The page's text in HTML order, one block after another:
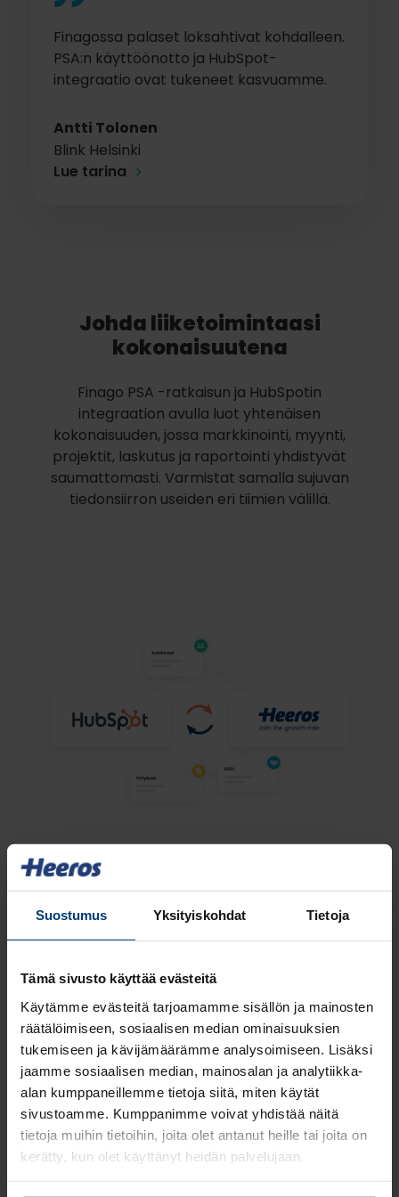
Suostumus Yksityiskohdat Tietoja
Tämä sivusto käyttää evästeitä
Käytämme evästeitä tarjoamamme sisällön ja mainosten
räätälöimiseen, sosiaalisen median ominaisuuksien
tukemiseen ja kävijämäärämme analysoimiseen. Lisäksi
jaamme sosiaalisen median, mainosalan ja analytiikka-
alan kumppaneillemme tietoja siitä, miten käytät
sivustoamme. Kumppanimme voivat yhdistää näitä
tietoja muihin tietoihin, joita olet antanut heille tai joita on
kerätty, kun olet käyttänyt heidän palvelujaan.
Finagossa palaset loksahtivat kohdalleen.
PSA:n käyttöönotto ja HubSpot-
integraatio ovat tukeneet kasvuamme.
Antti Tolonen
Blink Helsinki
Lue tarina
Johda liiketoimintaasi
kokonaisuutena
Finago PSA -ratkaisun ja HubSpotin
integraation avulla luot yhtenäisen
kokonaisuuden, jossa markkinointi, myynti,
projektit, laskutus ja raportointi yhdistyvät
saumattomasti. Varmistat samalla sujuvan
tiedonsiirron useiden eri tiimien välillä.
Vaivaton kaksisuuntainen
synkronointi
Saat virheettömän kaksisuuntaisen
synkronoinnin Hubspotin ja Finago PSA:n
välillä.
Voit kohdistaa automaattisesti
yhteystiedot, yritykset ja diilit, poistaen
manuaalisen työn ja sen mukanaan
tuomat virheet.